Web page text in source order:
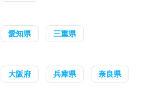
愛知県 三重県
大阪府 兵庫県 奈良県